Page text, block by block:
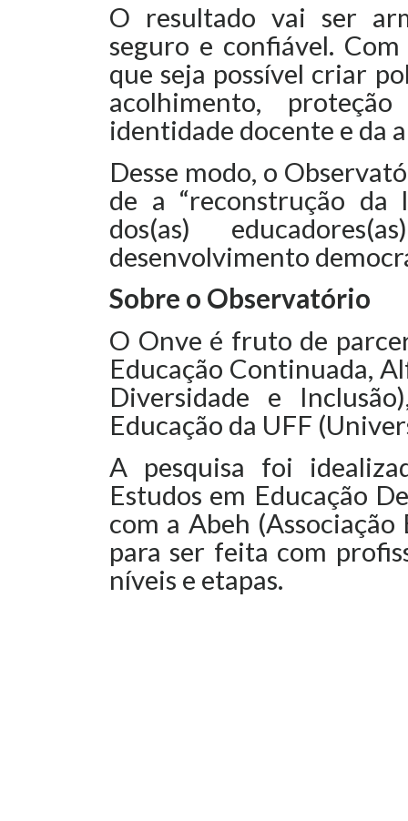
O resultado vai ser
seguro e confiável.
que seja possível criar
acolhimento,
identidade docente e da
Desse modo, o
de a “reconstrução da
dos(as)
desenvolvimento
Sobre o Observatório
O Onve é fruto de
Educação Continuada,
Diversidade e
Educação da UFF
A pesquisa foi
Estudos em Educação
com a Abeh
para ser feita com
níveis e etapas.